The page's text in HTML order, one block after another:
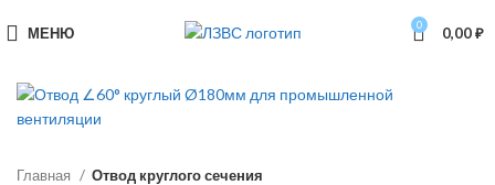
МЕНЮ 0 0,00₽
Главная Отвод круглого сечения